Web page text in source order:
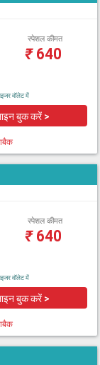
स्पेशल कीमत
₹640
वॉलेट में
बुक करें >
स्पेशल कीमत
₹640
वॉलेट में
बुक करें >